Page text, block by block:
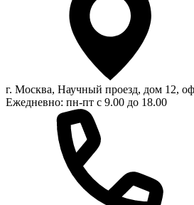
г. Москва, Научный проезд, дом 12,
Ежедневно: пн-пт с 9.00 до 18.00